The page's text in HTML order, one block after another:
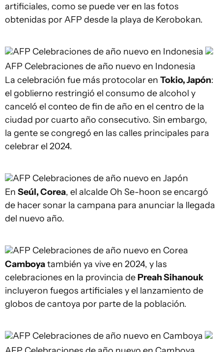
artificiales, como se puede ver en las fotos
obtenidas por AFP desde la playa de Kerobokan.
AFP Celebraciones de año nuevo en Indonesia
AFP Celebraciones de año nuevo en Indonesia
La celebración fue más protocolar en Tokio, Japón:
el goblierno restringió el consumo de alcohol y
canceló el conteo de fin de año en el centro de la
ciudad por cuarto año consecutivo. Sin embargo,
la gente se congregó en las calles principales para
celebrar el 2024.
AFP Celebraciones de año nuevo en Japón
En Seúl, Corea, el alcalde Oh Se-hoon se encargó
de hacer sonar la campana para anunciar la llegada
del nuevo año.
AFP Celebraciones de año nuevo en Corea
Camboyatambién ya vive en 2024, y las
celebraciones en la provincia de Preah Sihanouk
incluyeron fuegos artificiales y el lanzamiento de
globos de cantoya por parte de la población.
AFP Celebraciones de año nuevo en Camboya